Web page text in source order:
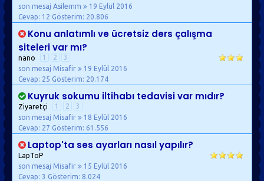
son mesaj Asilemm
19 Eylül 2016
Cevap: 12 Gösterim: 20.806
Konu anlatımlı ve ücretsiz ders çalışma
siteleri var mı?
nano 1 2
3
son mesaj Misafir
19 Eylül 2016
Cevap: 25 Gösterim: 20.174
Kuyruk sokumu iltihabı tedavisi var mıdır?
Ziyaretçi 1 2
3
son mesaj Misafir
18 Eylül 2016
Cevap: 27 Gösterim: 61.556
Laptop'ta ses ayarları nasıl yapılır?
LapToP
son mesaj Misafir
15 Eylül 2016
Cevap: 3 Gösterim: 8.024